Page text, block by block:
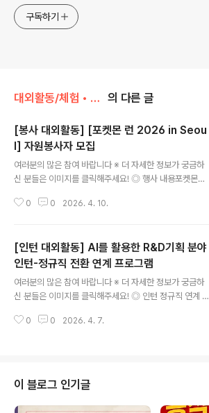
구독하기
대외활동/체험 • 탐방 • 봉사 • 동아리 의 다른 글
[봉사 대외활동] [포켓몬 런 2026 in Seou
l] 자원봉사자 모집
여러분의 많은 참여 바랍니다 ※ 더 자세한 정보가 궁금하
신 분들은 이미지를 클릭해주세요! ◎ 행사 내용포켓몬과
함께 만들어나갈 자원봉사자를 모집합니다.(본 행사는 수
월 5일(화)- 장소: 서울 뚝섬한강공원- 내용: 서울 봄 축제
(서울스프링페스티벌)의 공식 로드쇼로, 한강에서 즐기는
시민 참여형 러닝 페스티벌 ◎ 모집 안내- 모집 인원: 400
명 (1회차 200명, 2회차 200명)- 모집 기간: ~ 4월 19일
(일) 18시- 참여 대상: 성인 누구나 (야외 행사 특성상 이동
및 활동이 많은 점 참고 부탁드립니다.) ◎..
0 0 2026. 4. 10.
[인턴 대외활동] AI를 활용한 R&D기획 분야
인턴-정규직 전환 연계 프로그램
여러분의 많은 참여 바랍니다 ※ 더 자세한 정보가 궁금하
신 분들은 이미지를 클릭해주세요! ◎ 인턴 정규직 연계 프
개발과정 및 기획과정에 대해 학습하고, 대학, 공공연구기
문인력 수요에 따른 R&D기획 및 특화산업 교육 및 취업연
계 과정(약 80개 이상의 협약 기관)입니다. ◎ 참가자격-
서울시민이며 만18 세~만39세- 대학생의 경우 졸업예정
0 0 2026. 4. 7.
이 블로그 인기글